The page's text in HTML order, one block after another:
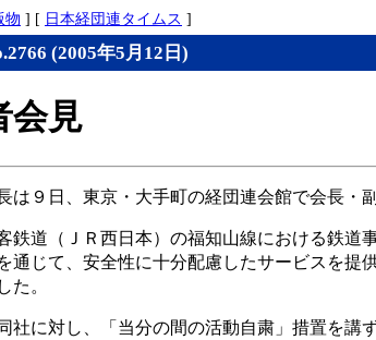
物 ] [ 日本経団連タイムス ]
(2005年5月12日)
会見
は９日、東京・大手町の経団連会館で会長・
鉄道（ＪＲ西日本）の福知山線における鉄
通じて、安全性に十分配慮したサービスを
た。
社に対し、「当分の間の活動自粛」措置を